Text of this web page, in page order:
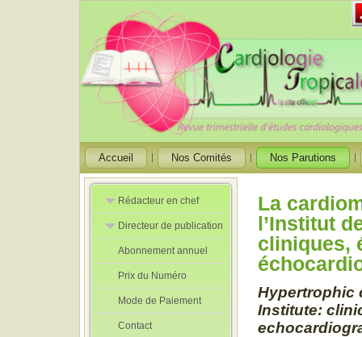
Accueil Nos Comités Nos Parutions
Rédacteur en chef
Rédacteurs en
Chef Adjoint
Directeur de publication
Directeur de
publication
adjoint
Abonnement annuel
Prix du Numéro
Mode de Paiement
Contact
La
l’Institut
cliniques,
Hypertrophic
Institute: